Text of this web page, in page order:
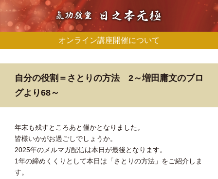
オンライン講座開催について
自分の役割＝さとりの方法 2～増田庸文のブロ
グより68～
年末も残すところあと僅かとなりました。
皆様いかがお過ごしでしょうか。
2025年のメルマガ配信は本日が最後となります。
1年の締めくくりとして本日は「さとりの方法」をご紹介しま
す。